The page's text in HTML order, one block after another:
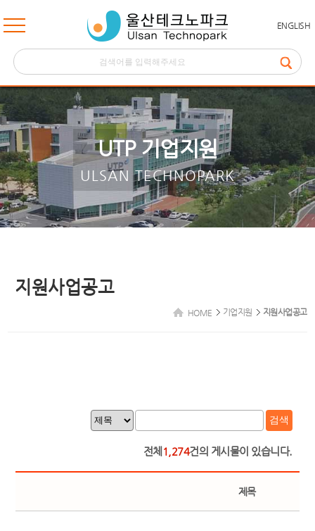
ENGLISH
UTP 기업지원
ULSAN TECHNOPARK
지원사업공고
HOME 기업지원 지원사업공고
검색
전체 1,274건의 게시물이 있습니다.
제목